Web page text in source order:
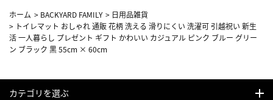
ホーム > BACKYARD FAMILY > 日用品雑貨
> トイレマット おしゃれ 通販 花柄 洗える 滑りにくい 洗濯可 引越祝い 新生
活 一人暮らし プレゼント ギフト かわいい カジュアル ピンク ブルー グリー
ン ブラック 黒 55cm × 60cm
カテゴリを選ぶ